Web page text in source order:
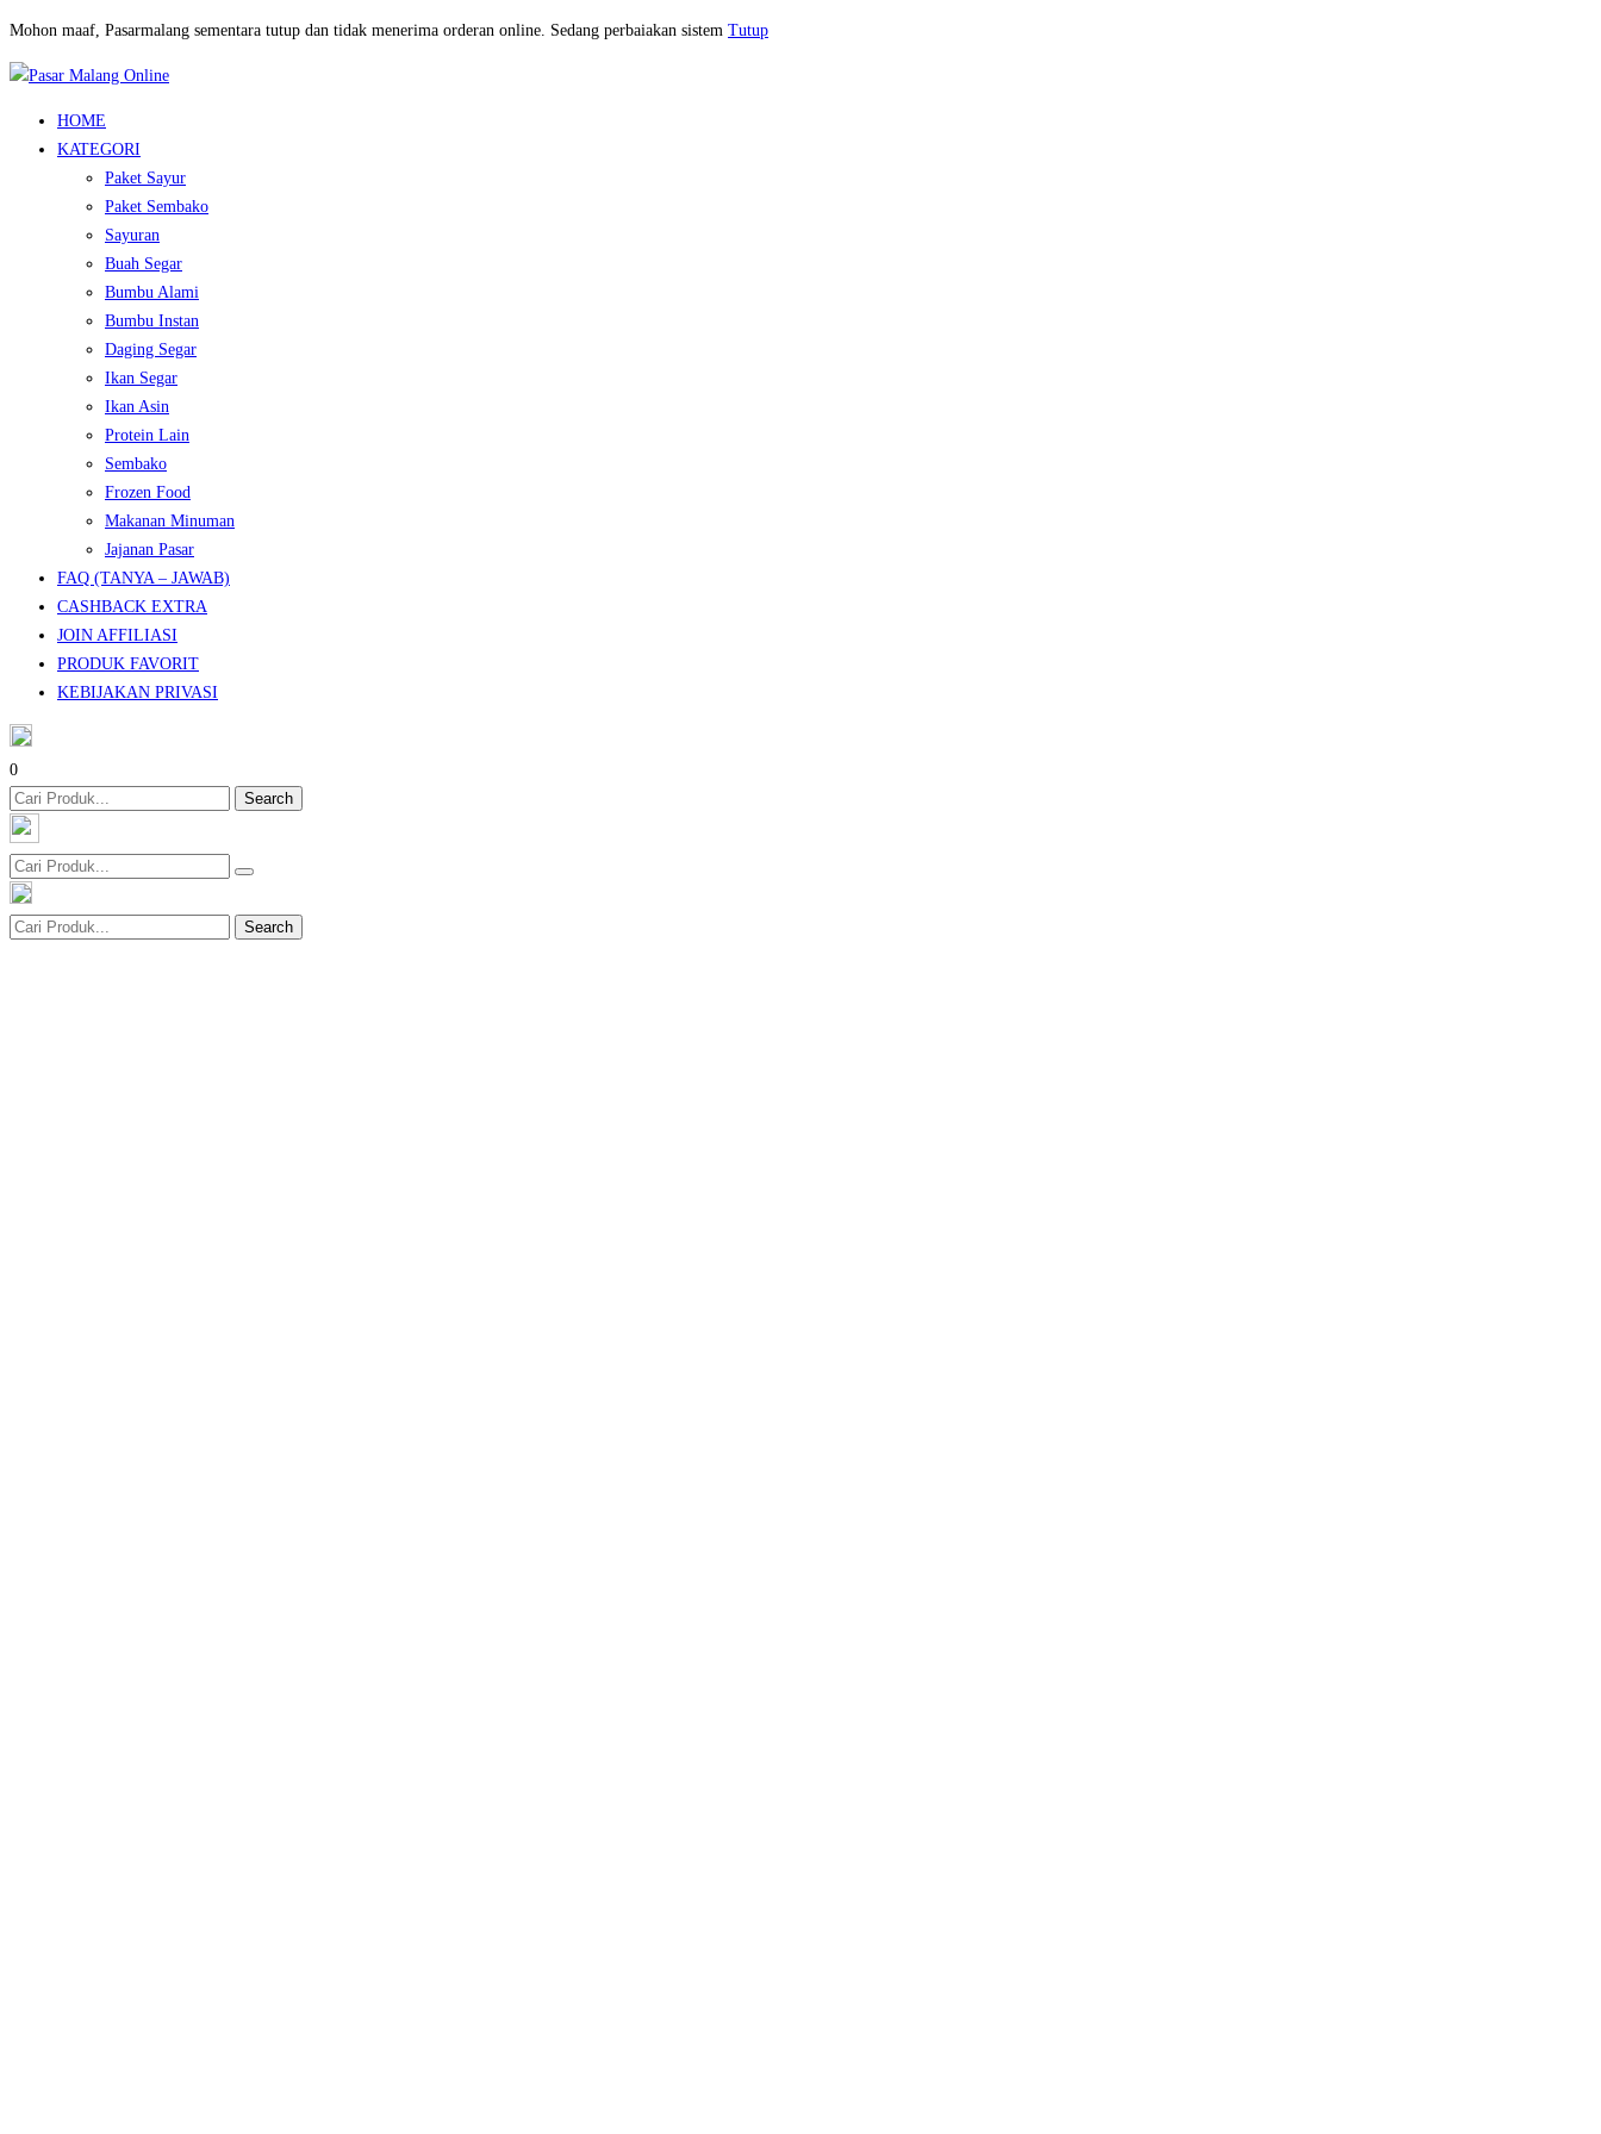
Mohon maaf, Pasarmalang sementara tutup dan tidak menerima orderan online. Sedang perbaiakan sistem Tutup
HOME
KATEGORI
Paket Sayur
Paket Sembako
Sayuran
Buah Segar
Bumbu Alami
Bumbu Instan
Daging Segar
Ikan Segar
Ikan Asin
Protein Lain
Sembako
Frozen Food
Makanan Minuman
Jajanan Pasar
FAQ (TANYA – JAWAB)
CASHBACK EXTRA
JOIN AFFILIASI
PRODUK FAVORIT
KEBIJAKAN PRIVASI
0
Search
Search